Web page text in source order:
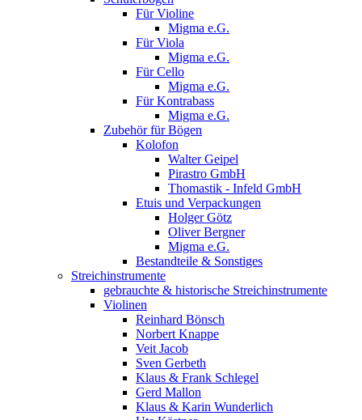
Für Violine
Migma e.G.
Für Viola
Migma e.G.
Für Cello
Migma e.G.
Für Kontrabass
Migma e.G.
Zubehör für Bögen
Kolofon
Walter Geipel
Pirastro GmbH
Thomastik - Infeld GmbH
Etuis und Verpackungen
Holger Götz
Oliver Bergner
Migma e.G.
Bestandteile & Sonstiges
Streichinstrumente
gebrauchte & historische Streichinstrumente
Violinen
Reinhard Bönsch
Norbert Knappe
Veit Jacob
Sven Gerbeth
Klaus & Frank Schlegel
Gerd Mallon
Klaus & Karin Wunderlich